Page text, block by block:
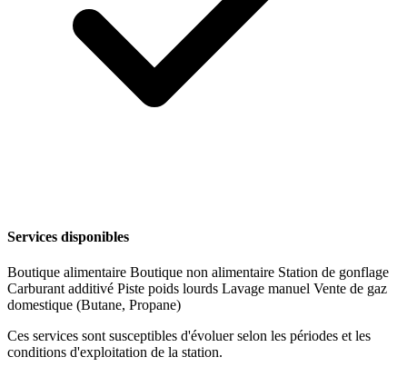
Services disponibles
Boutique alimentaire Boutique non alimentaire Station de gonflage
Carburant additivé Piste poids lourds Lavage manuel Vente de gaz
domestique (Butane, Propane)
Ces services sont susceptibles d'évoluer selon les périodes et les
conditions d'exploitation de la station.